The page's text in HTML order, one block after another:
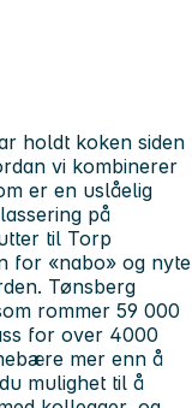
holdt koken siden
vi kombinerer
er en uslåelig
på
til Torp
for «nabo» og nyte
Tønsberg
rommer 59 000
for over 4000
mer enn å
mulighet til å